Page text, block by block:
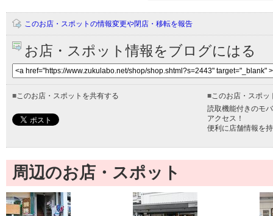
このお店・スポットの情報変更や閉店・移転を報告
お店・スポット情報をブログにはる
■このお店・スポットを共有する ■このお店・スポッ
読取機能付きのモ
アクセス！
便利に店舗情報を
周辺のお店・スポット